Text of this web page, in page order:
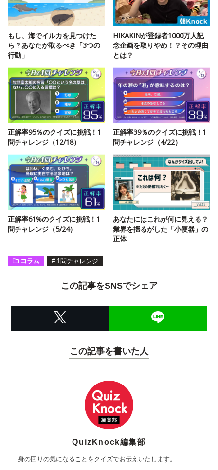
もし、海でイルカを見つけた
ら？あなたが取るべき「3つの
行動」
HIKAKINが登録者1000万人記
念企画を取りやめ！？その理由
とは？
正解率95％のクイズに挑戦！1
問チャレンジ（12/18）
正解率39％のクイズに挑戦！1
問チャレンジ（4/22）
正解率61%のクイズに挑戦！1
問チャレンジ（5/24）
あなたにはこれが何に見える？
業界を揺るがした「小便器」の
正体
コラム # 1問チャレンジ
この記事をSNSでシェア
この記事を書いた人
QuizKnock編集部
身の回りの気になることをクイズでお伝えいたします。